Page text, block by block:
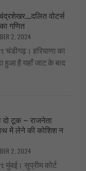
वोटर्स
गणित
2, 2024
हरियाणा का
हुआ है यहाँ जाट के बाद
टूक – राजनेता
में लेने की कोशिश न
2, 2024
सुप्रीम कोर्ट